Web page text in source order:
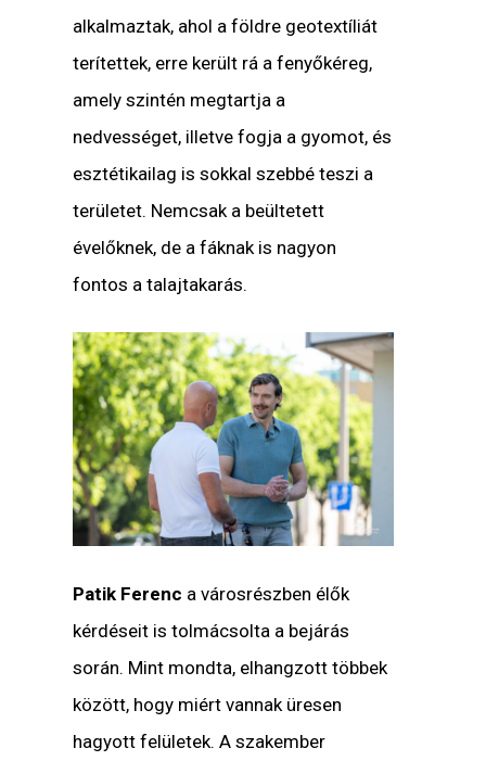
alkalmaztak, ahol a földre geotextíliát
terítettek, erre került rá a fenyőkéreg,
amely szintén megtartja a
nedvességet, illetve fogja a gyomot, és
esztétikailag is sokkal szebbé teszi a
területet. Nemcsak a beültetett
évelőknek, de a fáknak is nagyon
fontos a talajtakarás.
Patik Ferenc a városrészben élők
kérdéseit is tolmácsolta a bejárás
során. Mint mondta, elhangzott többek
között, hogy miért vannak üresen
hagyott felületek. A szakember